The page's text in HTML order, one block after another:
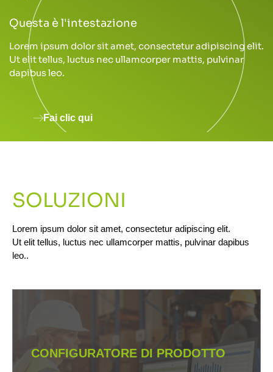
Questa è l'intestazione
Lorem ipsum dolor sit amet, consectetur adipiscing elit.
Ut elit tellus, luctus nec ullamcorper mattis, pulvinar
dapibus leo.
Fai clic qui
SOLUZIONI
Lorem ipsum dolor sit amet, consectetur adipiscing elit.
Ut elit tellus, luctus nec ullamcorper mattis, pulvinar dapibus
leo..
CONFIGURATORE DI PRODOTTO